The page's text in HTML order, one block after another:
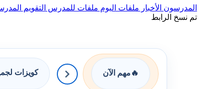
المدرسون الأخبار ملفات اليوم ملفات للمدرس التقويم
تم نسخ الرابط
🔥 مهم الآن كويزات